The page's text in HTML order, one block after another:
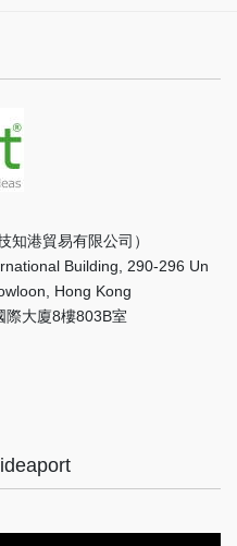
知港貿易有限公司）
Building, 290-296 Un
Hong Kong
際大廈8樓803B室